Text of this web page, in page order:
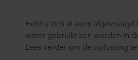
Hebt u zich al eens
water gebruikt kan worden in
Lees verder om de oplossing